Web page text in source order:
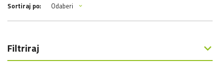
Sortiraj po: Odaberi
Filtriraj